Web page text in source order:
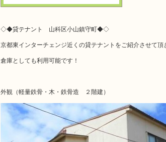
◇◆貸テナント 山科区小山鎮守町◆◇
京都東インターチェンジ近くの貸テナントをご紹介させて頂
倉庫としても利用可能です！
外観（軽量鉄骨・木・鉄骨造 ２階建）